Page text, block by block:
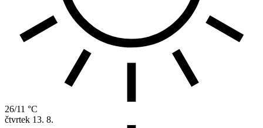
26/11 °C
čtvrtek 13. 8.